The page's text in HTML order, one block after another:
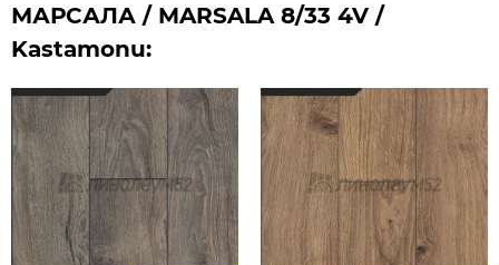
МАРСАЛА / MARSALA 8/33 4V /
Kastamonu: